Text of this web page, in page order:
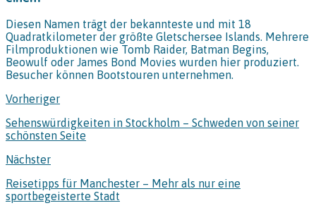
Diesen Namen trägt der bekannteste und mit 18
Quadratkilometer der größte Gletschersee Islands. Mehrere
Filmproduktionen wie Tomb Raider, Batman Begins,
Beowulf oder James Bond Movies wurden hier produziert.
Besucher können Bootstouren unternehmen.
Vorheriger
Sehenswürdigkeiten in Stockholm – Schweden von seiner
schönsten Seite
Nächster
Reisetipps für Manchester – Mehr als nur eine
sportbegeisterte Stadt